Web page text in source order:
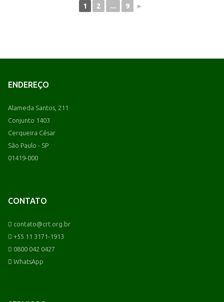
1 2 ... 9 ►
ENDEREÇO
Alameda Santos, 211
Conjunto 1403
Cerqueira César
São Paulo - SP
01419-000
CONTATO
contato@crt.org.br
+55 11 3171-1913
0800 042 0427
WhatsApp